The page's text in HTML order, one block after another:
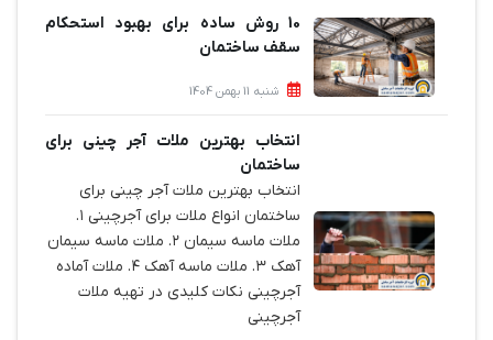
10 روش ساده برای بهبود استحکام
سقف ساختمان
شنبه 11 بهمن 1404
انتخاب بهترین ملات آجر چینی برای
ساختمان‌
انتخاب بهترین ملات آجر چینی برای
ساختمان‌ انواع ملات برای آجرچینی ۱.
ملات ماسه سیمان ۲. ملات ماسه سیمان
آهک ۳. ملات ماسه آهک ۴. ملات آماده
آجرچینی نکات کلیدی در تهیه ملات
آجرچینی